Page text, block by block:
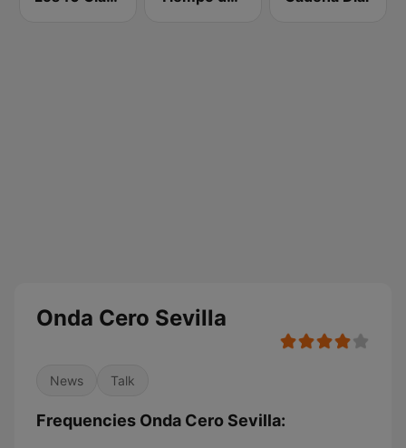
Onda Cero Sevilla
News Talk
Frequencies Onda Cero Sevilla: